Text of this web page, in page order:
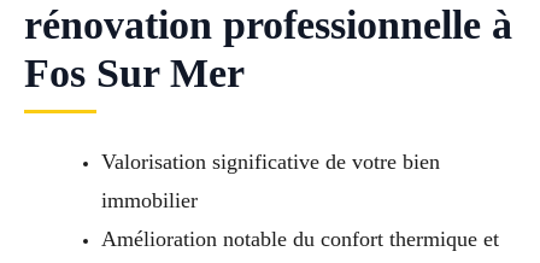
rénovation professionnelle à
Fos Sur Mer
Valorisation significative de votre bien
immobilier
Amélioration notable du confort thermique et